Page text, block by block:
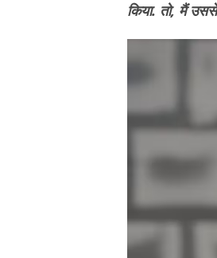
किया. तो, मैं उससे